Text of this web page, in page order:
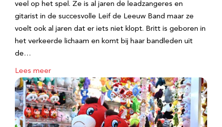
veel op het spel. Ze is al jaren de leadzangeres en
gitarist in de succesvolle Leif de Leeuw Band maar ze
voelt ook al jaren dat er iets niet klopt. Britt is geboren in
het verkeerde lichaam en komt bij haar bandleden uit
de…
Lees meer